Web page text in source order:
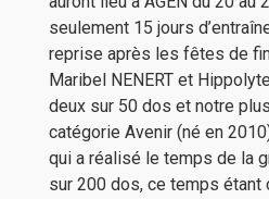
seulement 15 jours
reprise après les fêtes de fin
Maribel NENERT et
deux sur 50 dos et notre
catégorie Avenir (né en
qui a réalisé le temps de la
sur 200 dos, ce temps étant